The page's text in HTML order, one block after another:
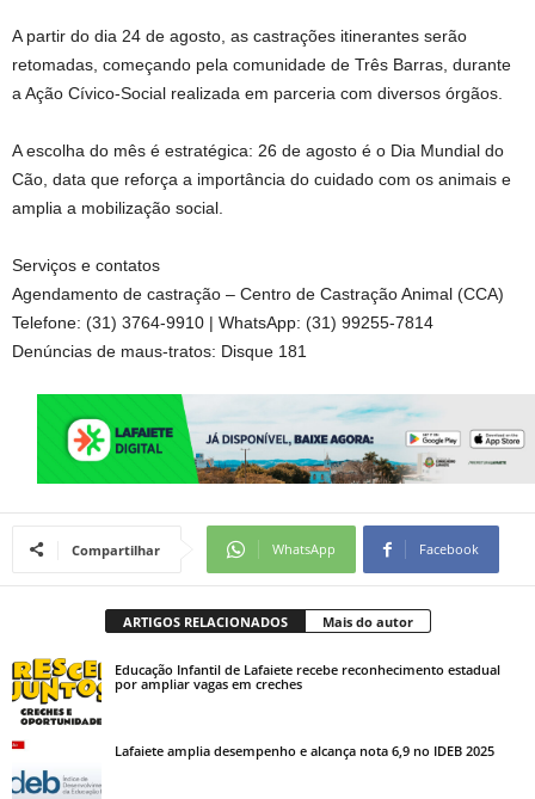
A partir do dia 24 de agosto, as castrações itinerantes serão
retomadas, começando pela comunidade de Três Barras, durante
a Ação Cívico-Social realizada em parceria com diversos órgãos.
A escolha do mês é estratégica: 26 de agosto é o Dia Mundial do
Cão, data que reforça a importância do cuidado com os animais e
amplia a mobilização social.
Serviços e contatos
Agendamento de castração – Centro de Castração Animal (CCA)
Telefone: (31) 3764-9910 | WhatsApp: (31) 99255-7814
Denúncias de maus-tratos: Disque 181
Compartilhar WhatsApp Facebook
ARTIGOS RELACIONADOS Mais do autor
Educação Infantil de Lafaiete recebe reconhecimento estadual
por ampliar vagas em creches
Lafaiete amplia desempenho e alcança nota 6,9 no IDEB 2025